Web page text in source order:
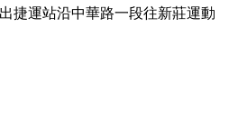
捷運站沿中華路一段往新莊運動